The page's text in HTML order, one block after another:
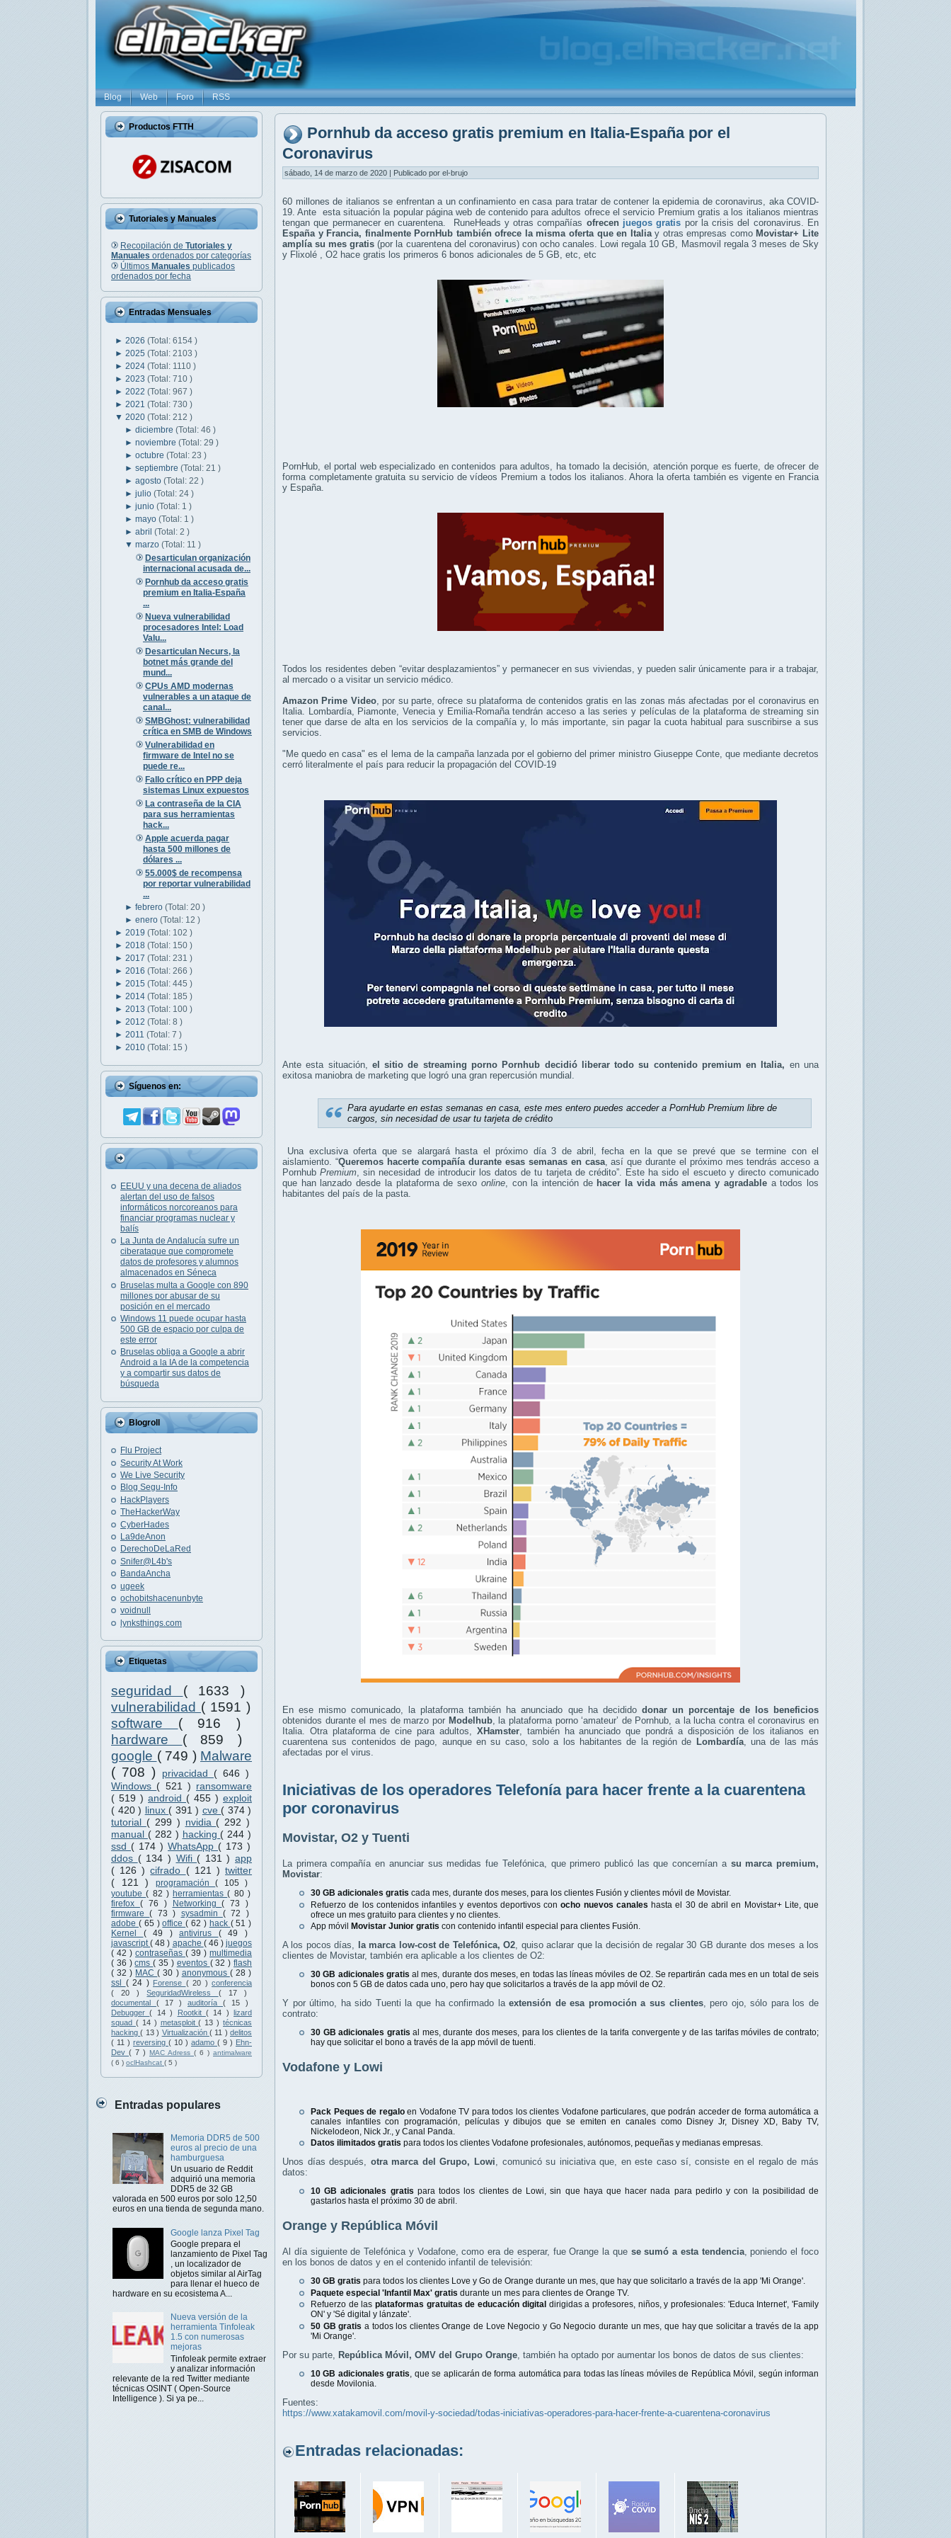
Blog Web Foro RSS
Productos FTTH
Tutoriales y Manuales
Recopilación de Tutoriales y
Manuales ordenados por categorías
Últimos Manuales publicados
ordenados por fecha
Entradas Mensuales
► 2026 (Total: 6154 )
► 2025 (Total: 2103 )
► 2024 (Total: 1110 )
► 2023 (Total: 710 )
► 2022 (Total: 967 )
► 2021 (Total: 730 )
▼ 2020 (Total: 212 )
►diciembre(Total: 46 )
►noviembre(Total: 29 )
►octubre(Total: 23 )
►septiembre(Total: 21 )
►agosto(Total: 22 )
►julio(Total: 24 )
►junio(Total: 1 )
►mayo(Total: 1 )
►abril(Total: 2 )
▼marzo(Total: 11 )
Desarticulan organización
internacional acusada de...
Pornhub da acceso gratis
premium en Italia-España
...
Nueva vulnerabilidad
procesadores Intel: Load
Valu...
Desarticulan Necurs, la
botnet más grande del
mund...
CPUs AMD modernas
vulnerables a un ataque de
canal...
SMBGhost: vulnerabilidad
crítica en SMB de Windows
Vulnerabilidad en
firmware de Intel no se
puede re...
Fallo crítico en PPP deja
sistemas Linux expuestos
La contraseña de la CIA
para sus herramientas
hack...
Apple acuerda pagar
hasta 500 millones de
dólares ...
55.000$ de recompensa
por reportar vulnerabilidad
...
►febrero(Total: 20 )
►enero(Total: 12 )
► 2019 (Total: 102 )
► 2018 (Total: 150 )
► 2017 (Total: 231 )
► 2016 (Total: 266 )
► 2015 (Total: 445 )
► 2014 (Total: 185 )
► 2013 (Total: 100 )
► 2012 (Total: 8 )
► 2011 (Total: 7 )
► 2010 (Total: 15 )
Síguenos en:
EEUU y una decena de aliados
alertan del uso de falsos
informáticos norcoreanos para
financiar programas nuclear y
balís
La Junta de Andalucía sufre un
ciberataque que compromete
datos de profesores y alumnos
almacenados en Séneca
Bruselas multa a Google con 890
millones por abusar de su
posición en el mercado
Windows 11 puede ocupar hasta
500 GB de espacio por culpa de
este error
Bruselas obliga a Google a abrir
Android a la IA de la competencia
y a compartir sus datos de
búsqueda
Blogroll
Flu Project
Security At Work
We Live Security
Blog Segu-Info
HackPlayers
TheHackerWay
CyberHades
La9deAnon
DerechoDeLaRed
Snifer@L4b's
BandaAncha
ugeek
ochobitshacenunbyte
voidnull
lynksthings.com
Etiquetas
seguridad ( 1633 )
vulnerabilidad ( 1591 )
software ( 916 )
hardware ( 859 )
google ( 749 ) Malware
( 708 )
privacidad ( 646 )
Windows ( 521 ) ransomware
( 519 ) android ( 455 ) exploit
( 420 ) linux ( 391 ) cve ( 374 )
tutorial ( 299 ) nvidia ( 292 )
manual ( 282 ) hacking ( 244 )
ssd ( 174 ) WhatsApp ( 173 )
ddos ( 134 ) Wifi ( 131 ) app
( 126 )cifrado ( 121 )twitter
( 121 ) programación( 105 )
youtube( 82 ) herramientas( 80 )
firefox ( 76 ) Networking( 73 )
firmware( 73 ) sysadmin ( 72 )
adobe ( 65 )office( 62 ) hack ( 51 )
Kernel ( 49 ) antivirus ( 49 )
javascript( 48 ) apache ( 46 ) juegos
( 42 ) contraseñas ( 39 ) multimedia
( 36 )cms( 35 ) eventos ( 32 )flash
( 32 ) MAC( 30 ) anonymous ( 28 )
ssl ( 24 ) Forense ( 20 ) conferencia
( 20 )SeguridadWireless ( 17 )
documental ( 17 ) auditoría ( 15 )
Debugger( 14 ) Rootkit ( 14 ) lizard
squad ( 14 ) metasploit( 13 ) técnicas
hacking( 13 ) Virtualización ( 11 ) delitos
( 11 ) reversing ( 10 ) adamo ( 9 ) Ehn-
Dev ( 7 ) MAC Adress ( 6 ) antimalware
( 6 ) oclHashcat ( 5 )
Entradas populares
Memoria DDR5 de 500
euros al precio de una
hamburguesa
Un usuario de Reddit
adquirió una memoria
DDR5 de 32 GB
valorada en 500 euros por solo 12,50
euros en una tienda de segunda mano.
Google lanza Pixel Tag
Google prepara el
lanzamiento de Pixel Tag
, un localizador de
objetos similar al AirTag
para llenar el hueco de
hardware en su ecosistema A...
Nueva versión de la
herramienta Tinfoleak
1.5 con numerosas
mejoras
Tinfoleak permite extraer
y analizar información
relevante de la red Twitter mediante
técnicas OSINT ( Open-Source
Intelligence ). Si ya pe...
Pornhub da acceso gratis premium en Italia-España por el
Coronavirus
sábado, 14 de marzo de 2020 | Publicado por el-brujo
60 millones de italianos se enfrentan a un confinamiento en casa para tratar de contener la epidemia de coronavirus, aka COVID-
19. Ante esta situación la popular página web de contenido para adultos ofrece el servicio Premium gratis a los italianos mientras
tengan que permanecer en cuarentena. RuneHeads y otras compañías ofrecen juegos gratis por la crisis del coronavirus. En
España y Francia, finalmente PornHub también ofrece la misma oferta que en Italiay otras empresas como Movistar+ Lite
amplía su mes gratis (por la cuarentena del coronavirus) con ocho canales. Lowi regala 10 GB, Masmovil regala 3 meses de Sky
y Flixolé , O2 hace gratis los primeros 6 bonos adicionales de 5 GB, etc, etc
PornHub, el portal web especializado en contenidos para adultos, ha tomado la decisión, atención porque es fuerte, de ofrecer de
forma completamente gratuita su servicio de vídeos Premium a todos los italianos. Ahora la oferta también es vigente en Francia
y España.
Todos los residentes deben “evitar desplazamientos” y permanecer en sus viviendas, y pueden salir únicamente para ir a trabajar,
al mercado o a visitar un servicio médico.
Amazon Prime Video, por su parte, ofrece su plataforma de contenidos gratis en las zonas más afectadas por el coronavirus en
Italia. Lombardía, Piamonte, Venecia y Emilia-Romaña tendrán acceso a las series y películas de la plataforma de streaming sin
tener que darse de alta en los servicios de la compañía y, lo más importante, sin pagar la cuota habitual para suscribirse a sus
servicios.
"Me quedo en casa" es el lema de la campaña lanzada por el gobierno del primer ministro Giuseppe Conte, que mediante decretos
cerró literalmente el país para reducir la propagación del COVID-19
Ante esta situación, el sitio de streaming porno Pornhub decidió liberar todo su contenido premium en Italia, en una
exitosa maniobra de marketing que logró una gran repercusión mundial.
Para ayudarte en estas semanas en casa, este mes entero puedes acceder a PornHub Premium libre de
cargos, sin necesidad de usar tu tarjeta de crédito
Una exclusiva oferta que se alargará hasta el próximo día 3 de abril, fecha en la que se prevé que se termine con el
aislamiento. “Queremos hacerte compañía durante esas semanas en casa, así que durante el próximo mes tendrás acceso a
PornhubPremium , sin necesidad de introducir los datos de tu tarjeta de crédito”. Este ha sido el escueto y directo comunicado
que han lanzado desde la plataforma de sexo online, con la intención de hacer la vida más amena y agradablea todos los
habitantes del país de la pasta.
En ese mismo comunicado, la plataforma también ha anunciado que ha decididodonar un porcentaje de los beneficios
obtenidos durante el mes de marzo por Modelhub, la plataforma porno ‘amateur’ de Pornhub, a la lucha contra el coronavirus en
Italia. Otra plataforma de cine para adultos, XHamster, también ha anunciado que pondrá a disposición de los italianos en
cuarentena sus contenidos de pago, aunque en su caso, solo a los habitantes de la región de
Lombardía, una de las más
afectadas por el virus.
Iniciativas de los operadores Telefonía para hacer frente a la cuarentena
por coronavirus
Movistar, O2 y Tuenti
La primera compañía en anunciar sus medidas fue Telefónica, que primero publicó las que concernían a su marca premium,
Movistar:
30 GB adicionales gratis cada mes, durante dos meses, para los clientes Fusión y clientes móvil de Movistar.
Refuerzo de los contenidos infantiles y eventos deportivos conocho nuevos canales hasta el 30 de abril en Movistar+ Lite, que
ofrece un mes gratuito para clientes y no clientes.
App móvil
Movistar Junior gratis con contenido infantil especial para clientes Fusión.
A los pocos días, la marca low-cost de Telefónica, O2, quiso aclarar que la decisión de regalar 30 GB durante dos meses a los
clientes de Movistar, también era aplicable a los clientes de O2:
30 GB adicionales gratis al mes, durante dos meses, en todas las líneas móviles de O2. Se repartirán cada mes en un total de seis
bonos con 5 GB de datos cada uno, pero hay que solicitarlos a través de la app móvil de O2.
Y por último, ha sido Tuenti la que ha confirmado laextensión de esa promoción a sus clientes, pero ojo, sólo para los de
contrato:
30 GB adicionales gratis al mes, durante dos meses, para los clientes de la tarifa convergente y de las tarifas móviles de contrato;
hay que solicitar el bono a través de la app móvil de tuenti.
Vodafone y Lowi
Pack Peques de regaloen Vodafone TV para todos los clientes Vodafone particulares, que podrán acceder de forma automática a
canales infantiles con programación, películas y dibujos que se emiten en canales como Disney Jr, Disney XD, Baby TV,
Nickelodeon, Nick Jr., y Canal Panda.
Datos ilimitados gratis para todos los clientes Vodafone profesionales, autónomos, pequeñas y medianas empresas.
Unos días después, otra marca del Grupo, Lowi, comunicó su iniciativa que, en este caso sí, consiste en el regalo de más
datos:
10 GB adicionales gratis para todos los clientes de Lowi, sin que haya que hacer nada para pedirlo y con la posibilidad de
gastarlos hasta el próximo 30 de abril.
Orange y República Móvil
Al día siguiente de Telefónica y Vodafone, como era de esperar, fue Orange la que se sumó a esta tendencia, poniendo el foco
en los bonos de datos y en el contenido infantil de televisión:
30 GB gratis para todos los clientes Love y Go de Orange durante un mes, que hay que solicitarlo a través de la app 'Mi Orange'.
Paquete especial 'Infantil Max' gratis durante un mes para clientes de Orange TV.
Refuerzo de lasplataformas gratuitas de educación digital dirigidas a profesores, niños, y profesionales: 'Educa Internet', 'Family
ON' y 'Sé digital y lánzate'.
50 GB gratis a todos los clientes Orange de Love Negocio y Go Negocio durante un mes, que hay que solicitar a través de la app
'Mi Orange'.
Por su parte, República Móvil, OMV del Grupo Orange , también ha optado por aumentar los bonos de datos de sus clientes:
10 GB adicionales gratis , que se aplicarán de forma automática para todas las líneas móviles de República Móvil, según informan
desde Movilonia.
Fuentes:
https://www.xatakamovil.com/movil-y-sociedad/todas-iniciativas-operadores-para-hacer-frente-a-cuarentena-coronavirus
Entradas relacionadas: